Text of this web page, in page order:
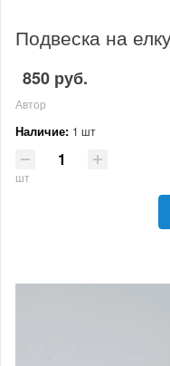
Подвеска на
850 руб.
Автор
Наличие: 1 шт
шт